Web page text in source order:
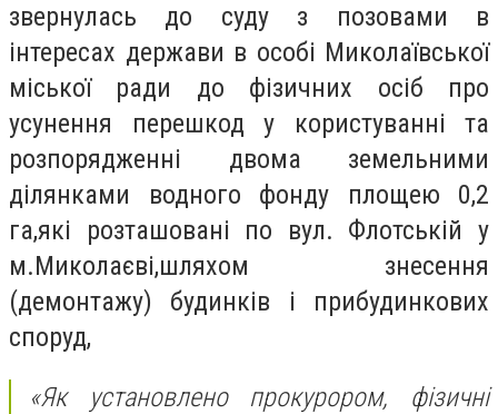
звернулась до суду з позовами в
інтересах держави в особі Миколаївської
міської ради до фізичних осіб про
усунення перешкод у користуванні та
розпорядженні двома земельними
ділянками водного фонду площею 0,2
га,які розташовані по вул. Флотській у
м.Миколаєві,шляхом знесення
(демонтажу) будинків і прибудинкових
споруд,
«Як установлено прокурором, фізичні